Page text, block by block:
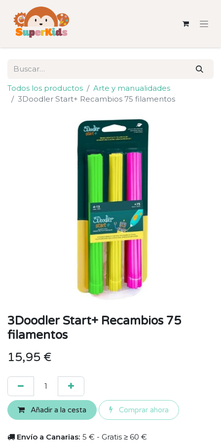
Todos los productos
Arte y manualidades
3Doodler Start+ Recambios 75 filamentos
3Doodler Start+ Recambios 75
filamentos
15,95 €
Añadir a la cesta Comprar ahora
Envío a Canarias: 5 € - Gratis ≥ 60 €